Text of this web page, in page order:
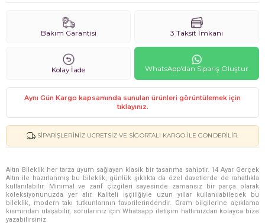
Bakım Garantisi 3 Taksit İmkanı
Kolay İade WhatsApp'dan Sipariş Oluştur
Aynı Gün Kargo kapsamında sunulan ürünleri görüntülemek için
tıklayınız.
SIPARIŞLERINIZ ÜCRETSIZ VE SIGORTALI KARGO ILE GÖNDERILIR.
Altın Bileklik her tarza uyum sağlayan klasik bir tasarıma sahiptir. 14 Ayar Gerçek
Altın ile hazırlanmış bu bileklik, günlük şıklıkta da özel davetlerde de rahatlıkla
kullanılabilir. Minimal ve zarif çizgileri sayesinde zamansız bir parça olarak
koleksiyonunuzda yer alır. Kaliteli işçiliğiyle uzun yıllar kullanılabilecek bu
bileklik, modern takı tutkunlarının favorilerindendir. Gram bilgilerine açıklama
kısmından ulaşabilir, sorularınız için Whatsapp iletişim hattımızdan kolayca bize
yazabilirsiniz.